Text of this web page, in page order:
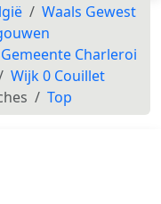
Waals Gewest
Gemeente Charleroi
Wijk 0 Couillet
Top